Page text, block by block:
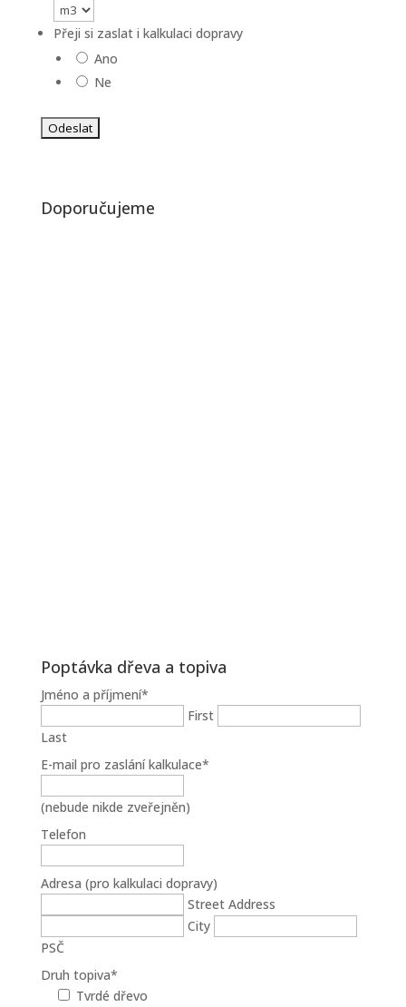
Přeji si zaslat i kalkulaci dopravy
Ano
Ne
Doporučujeme
Poptávka dřeva a topiva
Jméno a příjmení*
First
Last
E-mail pro zaslání kalkulace*
(nebude nikde zveřejněn)
Telefon
Adresa (pro kalkulaci dopravy)
Street Address
City
PSČ
Druh topiva*
Tvrdé dřevo